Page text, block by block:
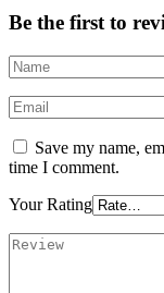
Be the first to
Save my name,
time I comment.
Your Rating